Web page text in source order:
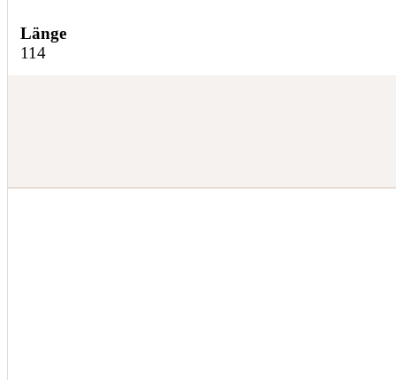
Länge
114